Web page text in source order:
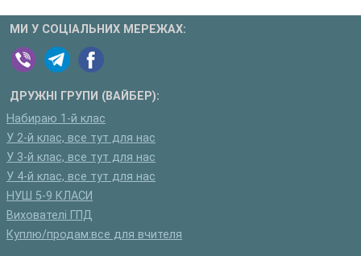
МИ У СОЦІАЛЬНИХ МЕРЕЖАХ:
ДРУЖНІ ГРУПИ (ВАЙБЕР):
Набираю 1-й клас
У 2-й клас, все тут для нас
У 3-й клас, все тут для нас
У 4-й клас, все тут для нас
НУШ 5-9 КЛАСИ
Вихователі ГПД
Куплю/продам:все для вчителя